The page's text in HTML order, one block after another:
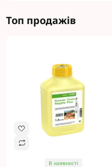
Топ продажів
В наявності